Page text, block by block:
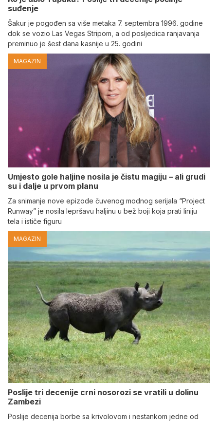
suđenje
Šakur je pogođen sa više metaka 7. septembra 1996. godine
dok se vozio Las Vegas Stripom, a od posljedica ranjavanja
preminuo je šest dana kasnije u 25. godini
MAGAZIN
Umjesto gole haljine nosila je čistu magiju – ali grudi
su i dalje u prvom planu
Za snimanje nove epizode čuvenog modnog serijala “Project
Runway” je nosila lepršavu haljinu u bež boji koja prati liniju
tela i ističe figuru
MAGAZIN
Poslije tri decenije crni nosorozi se vratili u dolinu
Zambezi
Poslije decenija borbe sa krivolovom i nestankom jedne od